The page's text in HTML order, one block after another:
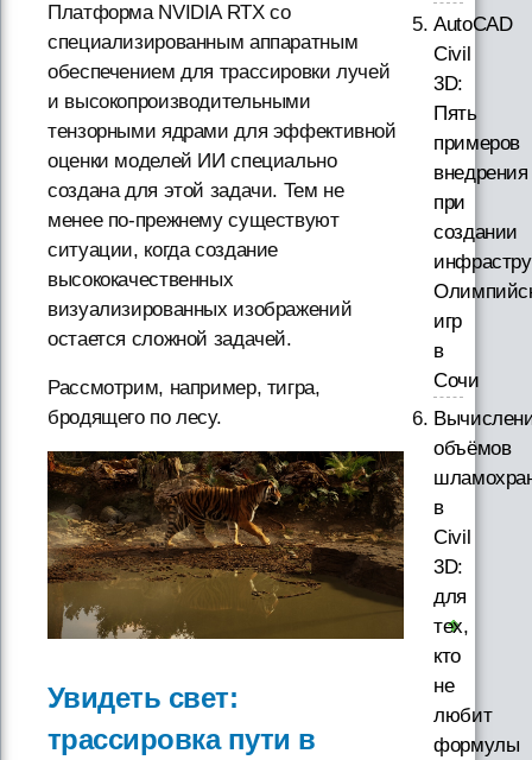
Платформа NVIDIA RTX со
специализированным аппаратным
обеспечением для трассировки лучей
и высокопроизводительными
тензорными ядрами для эффективной
оценки моделей ИИ специально
создана для этой задачи. Тем не
менее по-прежнему существуют
ситуации, когда создание
высококачественных
визуализированных изображений
остается сложной задачей.
Рассмотрим, например, тигра,
бродящего по лесу.
Увидеть свет:
трассировка пути в
AutoCAD
Civil
3D:
Пять
примеров
внедрения
при
создании
игр
в
Сочи
объёмов
в
Civil
3D:
для
тех,
кто
не
любит
формулы